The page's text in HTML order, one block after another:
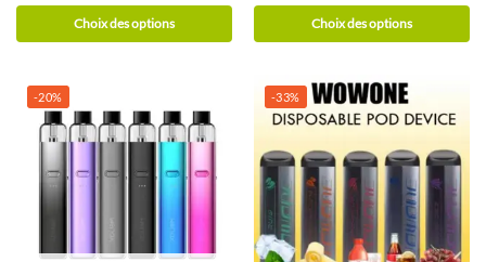
Choix des options Choix des options
-20% -33%